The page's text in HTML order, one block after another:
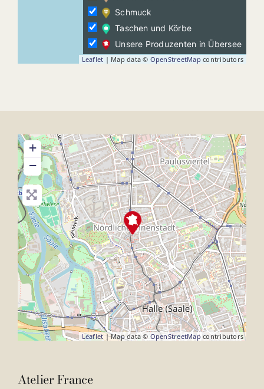
Leaflet | Map data © OpenStreetMap contributors
Schmuck
Taschen und Körbe
Unsere Produzenten in Übersee
+
−
Leaflet | Map data © OpenStreetMap contributors
Atelier France